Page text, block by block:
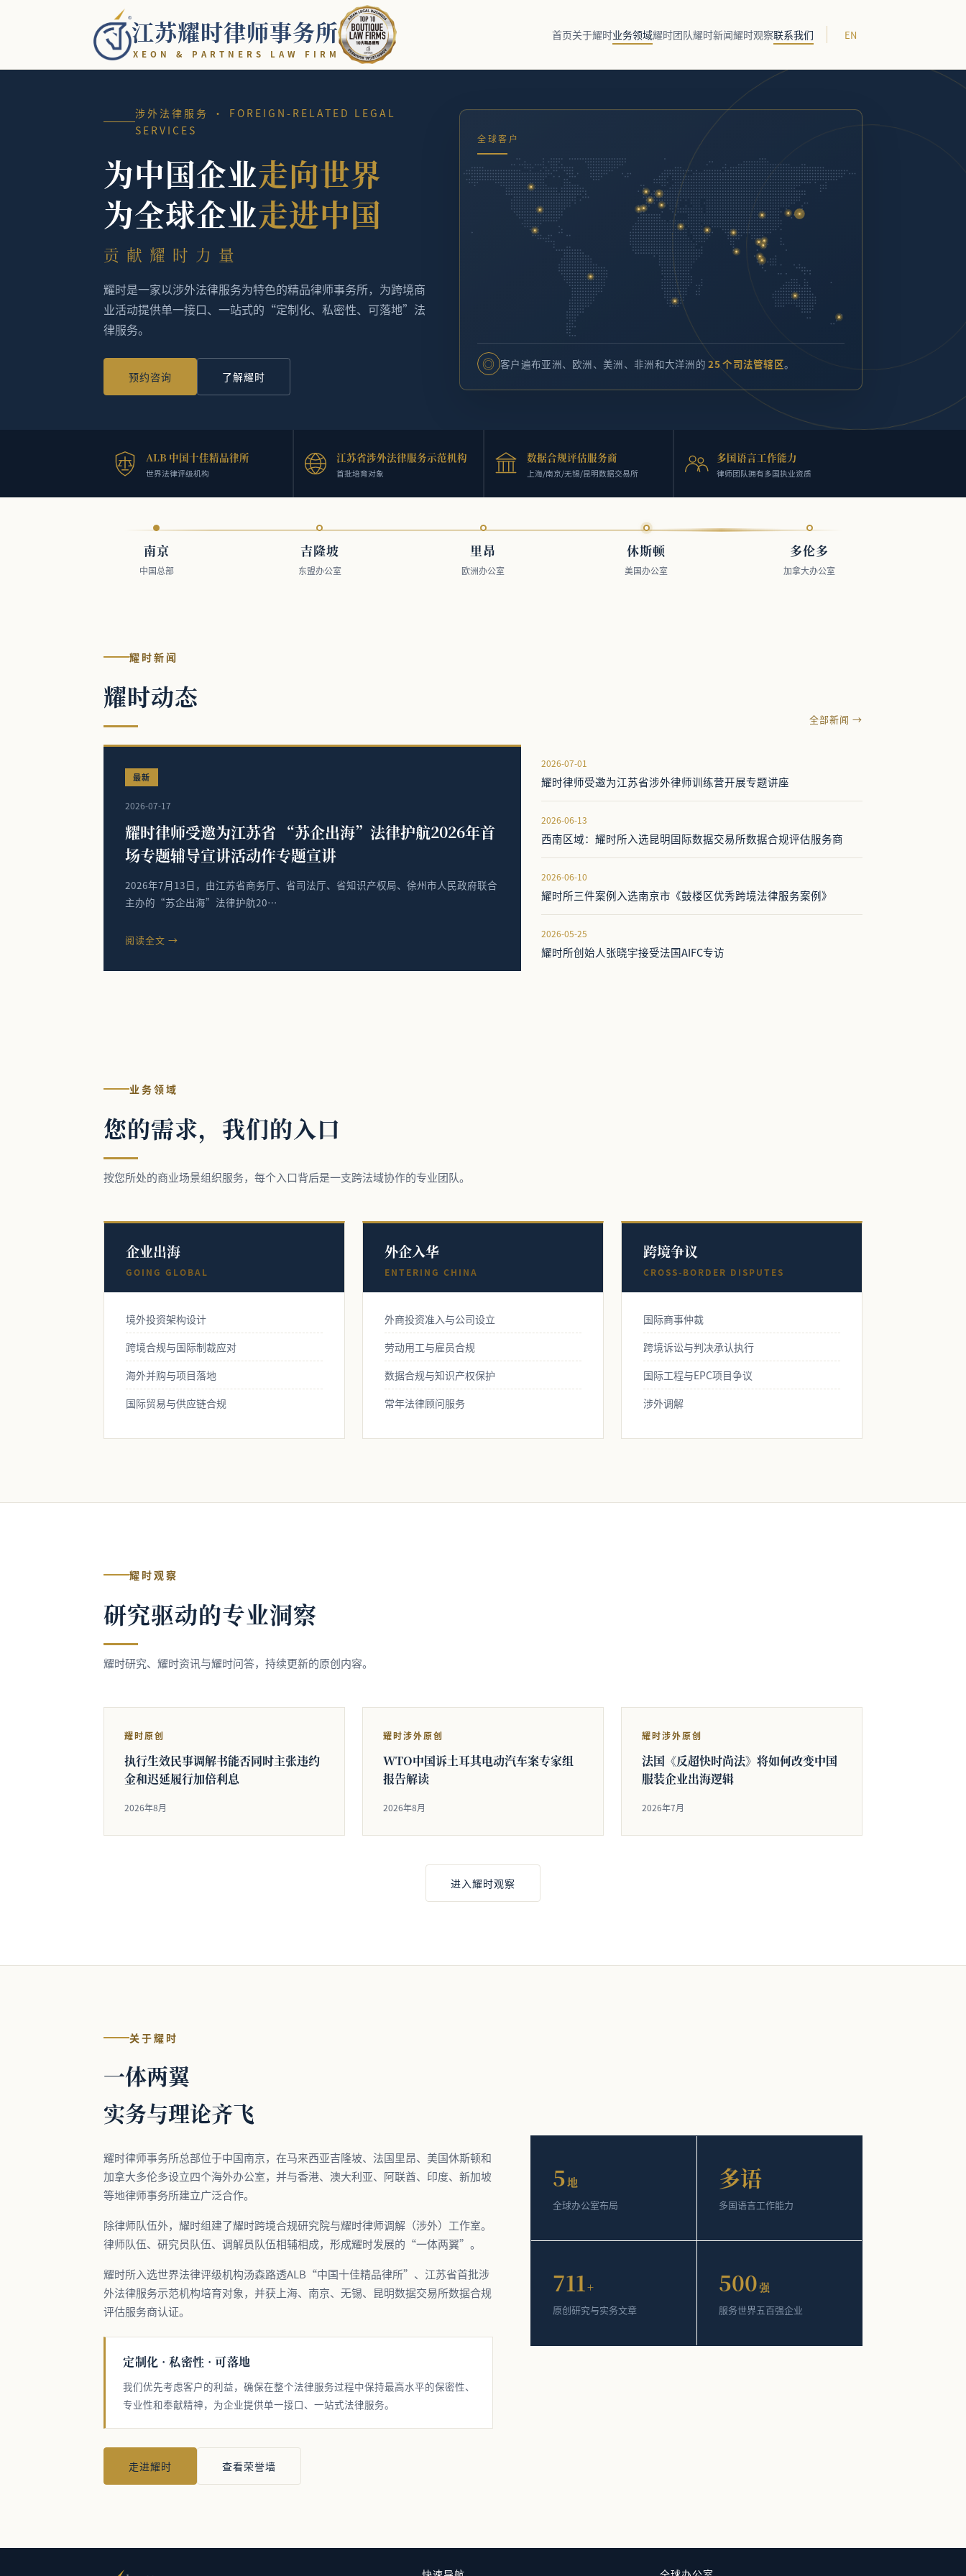
江苏耀时律师事务所
X E O N & P A R T N E R S L A W F I R M
首页关于耀时业务领域耀时团队耀时新闻耀时观察联系我们 EN
涉外法律服务 · FOREIGN-RELATED LEGAL
SERVICES
为中国企业走向世界
为全球企业走进中国
贡献 耀时力量
耀时是一家以涉外法律服务为特色的精品律师事务所，为跨境商
业活动提供单一接口、一站式的“定制化、私密性、可落地”法
律服务。
预约咨询 了解耀时
全球客户
◎ 客户遍布亚洲、欧洲、美洲、非洲和大洋洲的25 个司法管辖区。
ALB 中国十佳精品律所
世界法律评级机构
江苏省涉外法律服务示范机构
首批培育对象
数据合规评估服务商
上海/南京/无锡/昆明数据交易所
多国语言工作能力
律师团队拥有多国执业资质
南京
中国总部
吉隆坡
东盟办公室
里昂
欧洲办公室
休斯顿
美国办公室
多伦多
加拿大办公室
耀时新闻
耀时动态
全部新闻 →
最新
2026-07-17
耀时律师受邀为江苏省 “苏企出海”法律护航2026年首
场专题辅导宣讲活动作专题宣讲
2026年7月13日，由江苏省商务厅、省司法厅、省知识产权局、徐州市人民政府联合
主办的“苏企出海”法律护航20…
阅读全文 →
2026-07-01
耀时律师受邀为江苏省涉外律师训练营开展专题讲座
2026-06-13
西南区域：耀时所入选昆明国际数据交易所数据合规评估服务商
2026-06-10
耀时所三件案例入选南京市《鼓楼区优秀跨境法律服务案例》
2026-05-25
耀时所创始人张晓宇接受法国AIFC专访
业务领域
您的需求，我们的入口
按您所处的商业场景组织服务，每个入口背后是一支跨法域协作的专业团队。
企业出海
GOING GLOBAL
境外投资架构设计
跨境合规与国际制裁应对
海外并购与项目落地
国际贸易与供应链合规
外企入华
ENTERING CHINA
外商投资准入与公司设立
劳动用工与雇员合规
数据合规与知识产权保护
常年法律顾问服务
跨境争议
CROSS-BORDER DISPUTES
国际商事仲裁
跨境诉讼与判决承认执行
国际工程与EPC项目争议
涉外调解
耀时观察
研究驱动的专业洞察
耀时研究、耀时资讯与耀时问答，持续更新的原创内容。
耀时原创
执行生效民事调解书能否同时主张违约
金和迟延履行加倍利息
2026年8月
耀时涉外原创
WTO中国诉土耳其电动汽车案专家组
报告解读
2026年8月
耀时涉外原创
法国《反超快时尚法》将如何改变中国
服装企业出海逻辑
2026年7月
进入耀时观察
关于耀时
一体两翼
实务与理论齐飞
耀时律师事务所总部位于中国南京，在马来西亚吉隆坡、法国里昂、美国休斯顿和
加拿大多伦多设立四个海外办公室，并与香港、澳大利亚、阿联酋、印度、新加坡
等地律师事务所建立广泛合作。
除律师队伍外，耀时组建了耀时跨境合规研究院与耀时律师调解（涉外）工作室。
律师队伍、研究员队伍、调解员队伍相辅相成，形成耀时发展的“一体两翼”。
耀时所入选世界法律评级机构汤森路透ALB“中国十佳精品律所”、江苏省首批涉
外法律服务示范机构培育对象，并获上海、南京、无锡、昆明数据交易所数据合规
评估服务商认证。
定制化 · 私密性 · 可落地
我们优先考虑客户的利益，确保在整个法律服务过程中保持最高水平的保密性、
专业性和奉献精神，为企业提供单一接口、一站式法律服务。
走进耀时 查看荣誉墙
5地
全球办公室布局
多语
多国语言工作能力
711 +
原创研究与实务文章
500强
服务世界五百强企业